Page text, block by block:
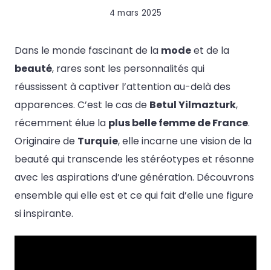
4 mars 2025
Dans le monde fascinant de la modeet de la
beauté, rares sont les personnalités qui
réussissent à captiver l’attention au-delà des
apparences. C’est le cas de Betul Yilmazturk,
récemment élue la plus belle femme de France.
Originaire de Turquie, elle incarne une vision de la
beauté qui transcende les stéréotypes et résonne
avec les aspirations d’une génération. Découvrons
ensemble qui elle est et ce qui fait d’elle une figure
si inspirante.